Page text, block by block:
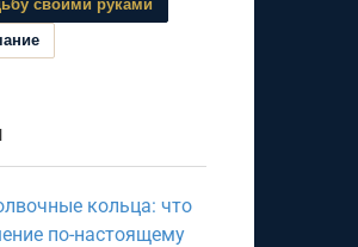
своими руками
кольца: что
по-настоящему